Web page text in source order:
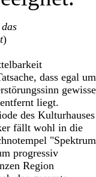
)
dass egal um
liegt.
des Kulturhauses
fällt wohl in die
progressiv
Region